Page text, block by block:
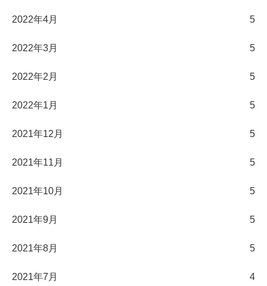
2022年4月 5
2022年3月 5
2022年2月 5
2022年1月 5
2021年12月 5
2021年11月 5
2021年10月 5
2021年9月 5
2021年8月 5
2021年7月 4